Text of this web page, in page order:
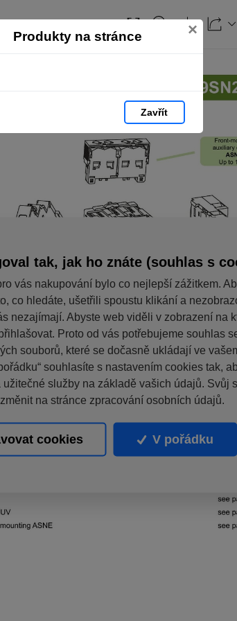
Produkty na stránce ×
Zavřít
84
tak, jak ho znáte (souhlas s
vás nakupování bylo co nejlepší zážitkem.
co hledáte, ušetřili spoustu klikání a
nezajímají. Abyste web viděli v zobrazení na
Proto od vás potřebujeme souhlas
souborů, které se dočasně ukládají ve
souhlasíte s nastavením cookies tak,
služby na základě vašich údajů. Svůj
na stránce zpracování osobních údajů.
cookies V pořádku